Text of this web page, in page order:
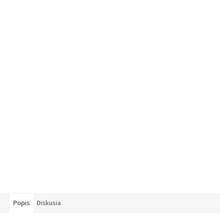
Popis Diskusia